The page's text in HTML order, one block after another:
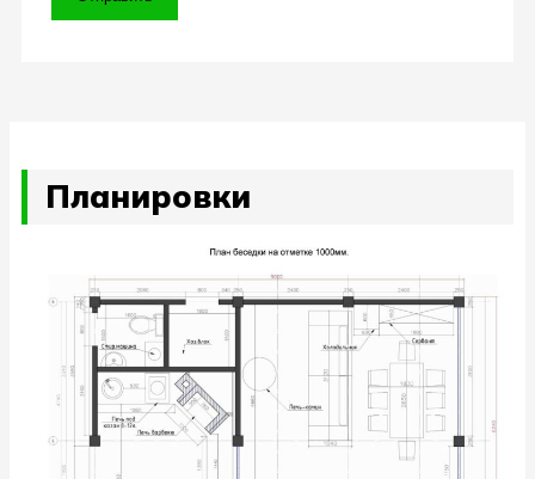
Планировки